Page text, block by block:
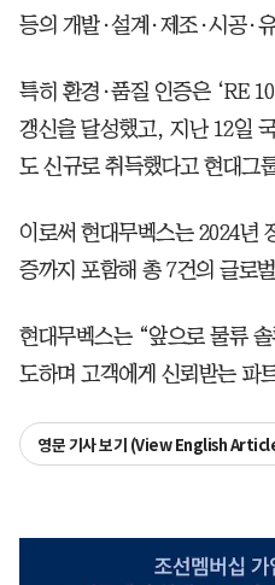
등의 개발·설계·제조·시공·
특히 환경·품질 인증은 ‘RE
갱신을 달성했고, 지난 12일
도 신규로 취득했다고 현대그
이로써 현대무벡스는 2024년
증까지 포함해 총 7건의 글로
현대무벡스는 “앞으로 물류
도하며 고객에게 신뢰받는 파
영문 기사 보기 (View English